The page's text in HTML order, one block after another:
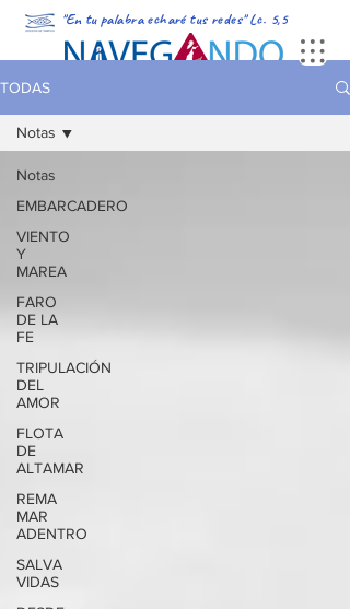
"En tu palabra echaré tus redes" Lc. 5,5
PORTADA
TODAS
Notas
EMBARCADERO
VIENTO
Y
MAREA
FARO
DE LA
FE
TRIPULACIÓN
DEL
AMOR
FLOTA
DE
ALTAMAR
REMA
MAR
ADENTRO
SALVA
VIDAS
Notas